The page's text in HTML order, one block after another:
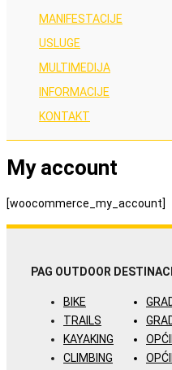
MANIFESTACIJE
USLUGE
MULTIMEDIJA
INFORMACIJE
KONTAKT
My account
[woocommerce_my_account]
PAG OUTDOOR
BIKE
TRAILS
KAYAKING
CLIMBING